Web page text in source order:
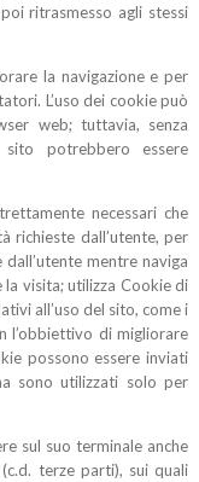
ritrasmesso agli stessi
la navigazione e per
L’uso dei cookie può
web; tuttavia, senza
potrebbero essere
necessari che
richieste dall’utente, per
mentre naviga
visita; utilizza Cookie di
all’uso del sito, come i
l’obbiettivo di migliorare
possono essere inviati
sono utilizzati solo per
sul suo terminale anche
terze parti), sui quali